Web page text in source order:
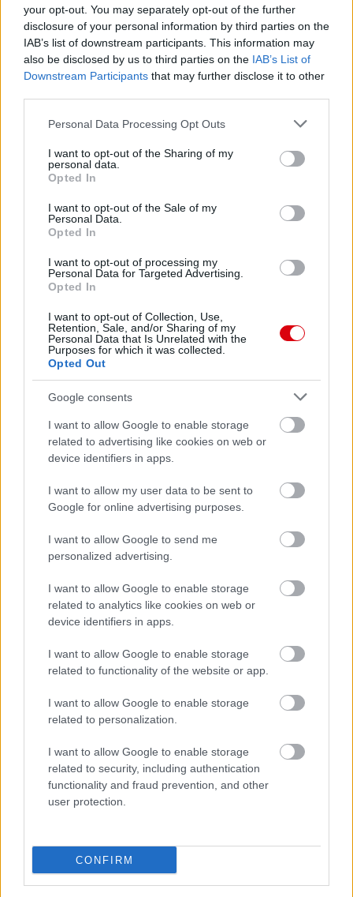
your opt-out. You may separately opt-out of the further
disclosure of your personal information by third parties on the
IAB’s list of downstream participants. This information may
also be disclosed by us to third parties on the IAB’s List of
Downstream Participants that may further disclose it to other
Please note that this website/app uses one or more Google
not limited to your visit or usage behaviour. You may click to
grant or deny consent to Google and its third-party tags to
use your data for below specified purposes in below Google
consent section.
Personal Data Processing Opt Outs
I want to opt-out of the Sharing of my
personal data.
Opted In
I want to opt-out of the Sale of my
Personal Data.
Opted In
I want to opt-out of processing my
Personal Data for Targeted Advertising.
Opted In
I want to opt-out of Collection, Use,
Retention, Sale, and/or Sharing of my
Personal Data that Is Unrelated with the
Purposes for which it was collected.
Opted Out
Google consents
I want to allow Google to enable storage
related to advertising like cookies on web or
device identifiers in apps.
I want to allow my user data to be sent to
Google for online advertising purposes.
I want to allow Google to send me
personalized advertising.
I want to allow Google to enable storage
related to analytics like cookies on web or
device identifiers in apps.
I want to allow Google to enable storage
related to functionality of the website or app.
I want to allow Google to enable storage
related to personalization.
I want to allow Google to enable storage
related to security, including authentication
functionality and fraud prevention, and other
user protection.
CONFIRM
Meccs Center
Paris Saint-Germain
Manchester United
Felkészülési szezon 4. mérkőzés
2026-08-08 17:00
vs Manchester United 2026-08-15 18:00
Támogatás
Támogasd adományoddal
a ManUtdFanatics.hu működését!
Kapcsolódó hírek